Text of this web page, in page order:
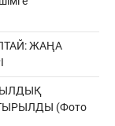
ЖАҢА
(Фото